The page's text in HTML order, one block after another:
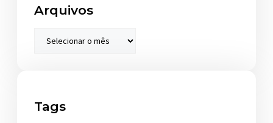
Arquivos
Tags